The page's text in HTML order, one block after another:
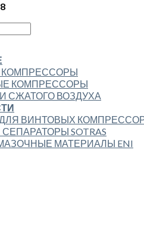
КОМПРЕССОРЫ
СЖАТОГО ВОЗДУХА
ВИНТОВЫХ
SOTRAS
МАТЕРИАЛЫ ENI